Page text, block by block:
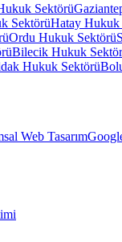
Sektörü
SektörüHatay Hukuk
Ordu Hukuk Sektörü
Bilecik Hukuk
Hukuk Sektörü
Web Tasarım